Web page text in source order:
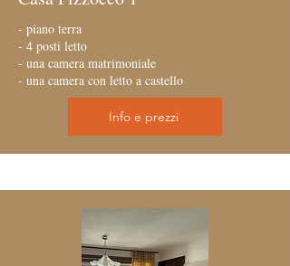
- piano terra
- 4 posti letto
- una camera matrimoniale
- una camera con letto a castello
Info e prezzi